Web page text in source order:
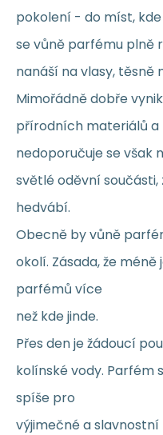
pokolení - do míst,
se vůně parfému plně
nanáší na vlasy, těsně
Mimořádně dobře
přírodních materiálů a
nedoporučuje se však
světlé oděvní
hedvábí.
Obecně by vůně
okolí. Zásada, že
parfémů více
než kde jinde.
Přes den je žádoucí
kolínské vody. Parfém
spíše pro
výjimečné a